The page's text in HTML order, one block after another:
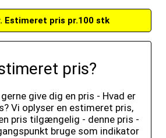
Estimeret pris pr.100 stk
pris?
give dig en pris - Hvad er
Vi oplyser en estimeret pris,
pris tilgængelig - denne pris -
bruge som indikator